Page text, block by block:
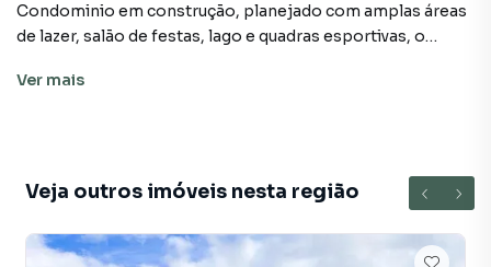
Condominio em construção, planejado com amplas áreas
de lazer, salão de festas, lago e quadras esportivas, o
residentes um local único, distinto e com infinitas
com vistas de tirar o folego!
Aproveite essa chance única de adquirir um lote em uma
região em amplo desenvolvimento, com fácil acesso a
serviços e infraestrutura.
Ver mais
Veja outros imóveis nesta região